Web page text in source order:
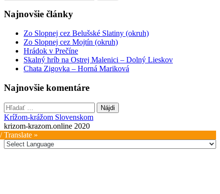
Najnovšie články
Zo Slopnej cez Belušské Slatiny (okruh)
Zo Slopnej cez Mojtín (okruh)
Hrádok v Prečíne
Skalný hríb na Ostrej Malenici – Dolný Lieskov
Chata Zigovka – Horná Mariková
Najnovšie komentáre
Hľadať:
Krížom-krážom Slovenskom
krizom-krazom.online 2020
Translate »